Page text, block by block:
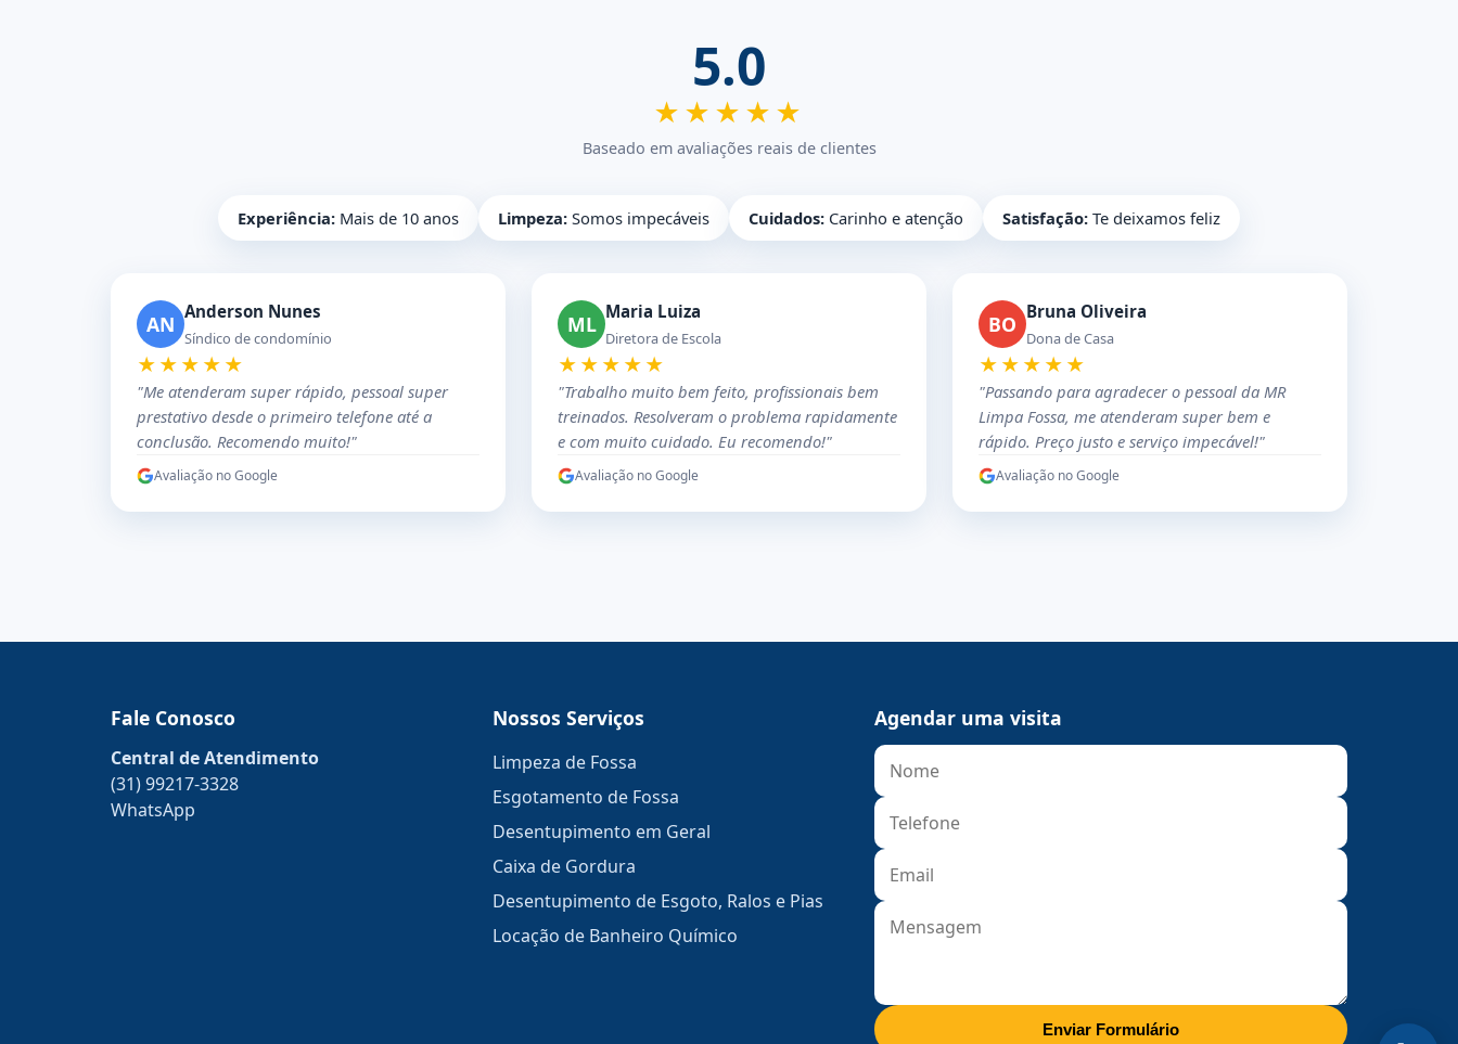
5.0
★★★★★
Baseado em avaliações reais de clientes
Experiência: Mais de 10 anos Limpeza: Somos impecáveis Cuidados: Carinho e atenção Satisfação: Te deixamos feliz
AN Anderson Nunes
Síndico de condomínio
★★★★★
"Me atenderam super rápido, pessoal super
prestativo desde o primeiro telefone até a
conclusão. Recomendo muito!"
Avaliação no Google
ML Maria Luiza
Diretora de Escola
★★★★★
"Trabalho muito bem feito, profissionais bem
treinados. Resolveram o problema rapidamente
e com muito cuidado. Eu recomendo!"
Avaliação no Google
BO Bruna Oliveira
Dona de Casa
★★★★★
"Passando para agradecer o pessoal da MR
Limpa Fossa, me atenderam super bem e
rápido. Preço justo e serviço impecável!"
Avaliação no Google
Fale Conosco
Central de Atendimento
(31) 99217-3328
WhatsApp
Nossos Serviços
Limpeza de Fossa
Esgotamento de Fossa
Desentupimento em Geral
Caixa de Gordura
Desentupimento de Esgoto, Ralos e Pias
Locação de Banheiro Químico
Agendar uma visita
Enviar Formulário